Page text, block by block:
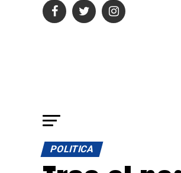
POLITICA